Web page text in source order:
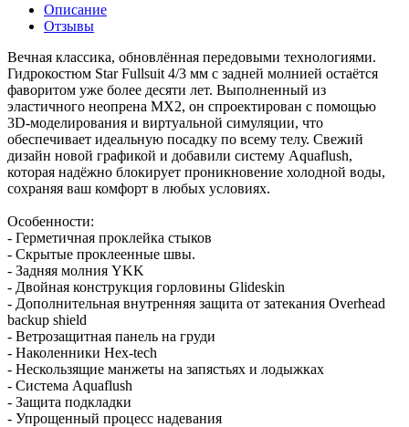
Описание
Отзывы
Вечная классика, обновлённая передовыми технологиями.
Гидрокостюм Star Fullsuit 4/3 мм с задней молнией остаётся
фаворитом уже более десяти лет. Выполненный из
эластичного неопрена MX2, он спроектирован с помощью
3D-моделирования и виртуальной симуляции, что
обеспечивает идеальную посадку по всему телу. Свежий
дизайн новой графикой и добавили систему Aquaflush,
которая надёжно блокирует проникновение холодной воды,
сохраняя ваш комфорт в любых условиях.
Особенности:
- Герметичная проклейка стыков
- Скрытые проклеенные швы.
- Задняя молния YKK
- Двойная конструкция горловины Glideskin
- Дополнительная внутренняя защита от затекания Overhead
backup shield
- Ветрозащитная панель на груди
- Наколенники Hex-tech
- Нескользящие манжеты на запястьях и лодыжках
- Система Aquaflush
- Защита подкладки
- Упрощенный процесс надевания